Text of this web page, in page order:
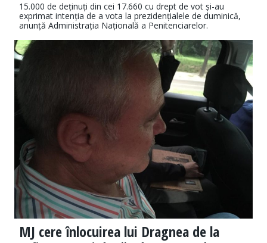
15.000 de deținuți din cei 17.660 cu drept de vot și-au
exprimat intenția de a vota la prezidențialele de duminică,
anunță Administrația Națională a Penitenciarelor.
MJ cere înlocuirea lui Dragnea de la